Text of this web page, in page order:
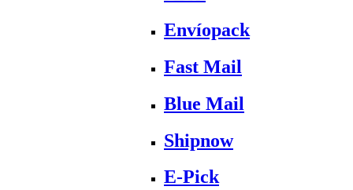
Envíopack
Fast Mail
Blue Mail
Shipnow
E-Pick